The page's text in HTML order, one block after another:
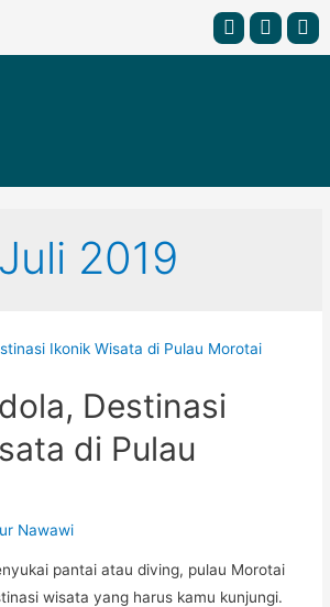
2019
Destinasi
di Pulau
Nawawi
pantai atau diving, pulau Morotai
wisata yang harus kamu kunjungi.